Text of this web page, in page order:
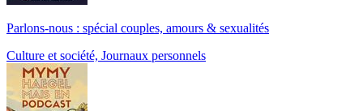
Parlons-nous : spécial couples, amours & sexualités
Culture et société, Journaux personnels